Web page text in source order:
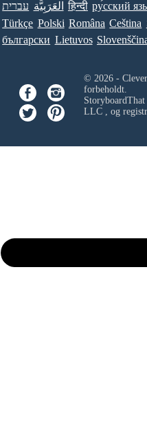
עברית العَرَبِيَّة हिन्दी ру́сский
Türkçe Polski Româna Ceština
български Lietuvos
© 2026 -
forbeholdt.
LLC, og